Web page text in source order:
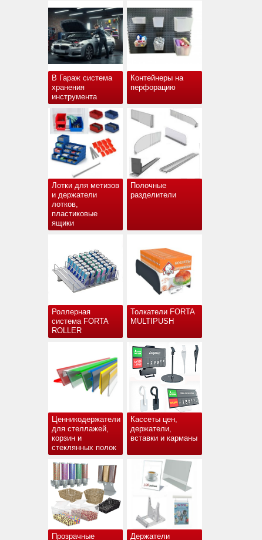
В Гараж система
хранения
инструмента
Контейнеры на
перфорацию
Лотки для метизов
и держатели
лотков,
пластиковые
ящики
Полочные
разделители
Роллерная
система FORTA
ROLLER
Толкатели FORTA
MULTIPUSH
Ценникодержатели
для стеллажей,
корзин и
стеклянных полок
Кассеты цен,
держатели,
вставки и карманы
Прозрачные Держатели